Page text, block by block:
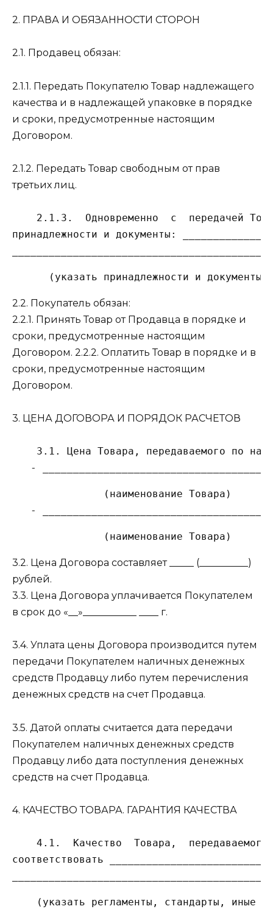
2. ПРАВА И ОБЯЗАННОСТИ СТОРОН
2.1. Продавец обязан:
2.1.1. Передать Покупателю Товар надлежащего
качества и в надлежащей упаковке в порядке
и сроки, предусмотренные настоящим
Договором.
2.1.2. Передать Товар свободным от прав
третьих лиц.
2.1.3.  Одновременно  с  передачей
принадлежности и документы:
2.2. Покупатель обязан:
2.2.1. Принять Товар от Продавца в порядке и
сроки, предусмотренные настоящим
Договором. 2.2.2. Оплатить Товар в порядке и в
сроки, предусмотренные настоящим
Договором.
3. ЦЕНА ДОГОВОРА И ПОРЯДОК РАСЧЕТОВ
3.1. Цена Товара, передаваемого по
               (наименование Товара)
3.2. Цена Договора составляет _____ (__________)
рублей.
3.3. Цена Договора уплачивается Покупателем
в срок до «__»___________ ____ г.
3.4. Уплата цены Договора производится путем
передачи Покупателем наличных денежных
средств Продавцу либо путем перечисления
денежных средств на счет Продавца.
3.5. Датой оплаты считается дата передачи
Покупателем наличных денежных средств
Продавцу либо дата поступления денежных
средств на счет Продавца.
4. КАЧЕСТВО ТОВАРА. ГАРАНТИЯ КАЧЕСТВА
4.1.  Качество  Товара,
соответствовать
(указать регламенты, стандарты, иные